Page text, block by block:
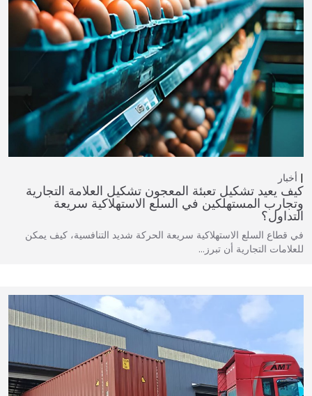
أخبار
كيف يعيد تشكيل تعبئة المعجون تشكيل العلامة التجارية
وتجارب المستهلكين في السلع الاستهلاكية سريعة
التداول؟
في قطاع السلع الاستهلاكية سريعة الحركة شديد التنافسية، كيف يمكن
للعلامات التجارية أن تبرز…